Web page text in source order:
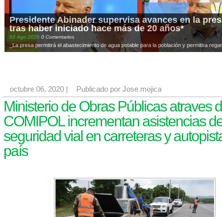
Presidente Abinader supervisa avances en la
tras haber iniciado hace más de 20 años*
03 Ago 2026 0 Comentarios
_La presa permitirá el abastecimiento de agua potable para la población y permitirá
octubre 06, 2020 Publicado por Jose mojica
Ministerio de Obras Públicas atraves
COMIPOL incrementan asistencias
seguridad vial en carreteras y
país